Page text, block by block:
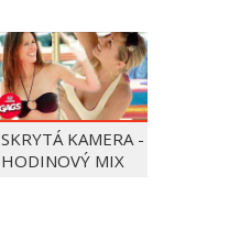
SKRYTÁ KAMERA -
HODINOVÝ MIX